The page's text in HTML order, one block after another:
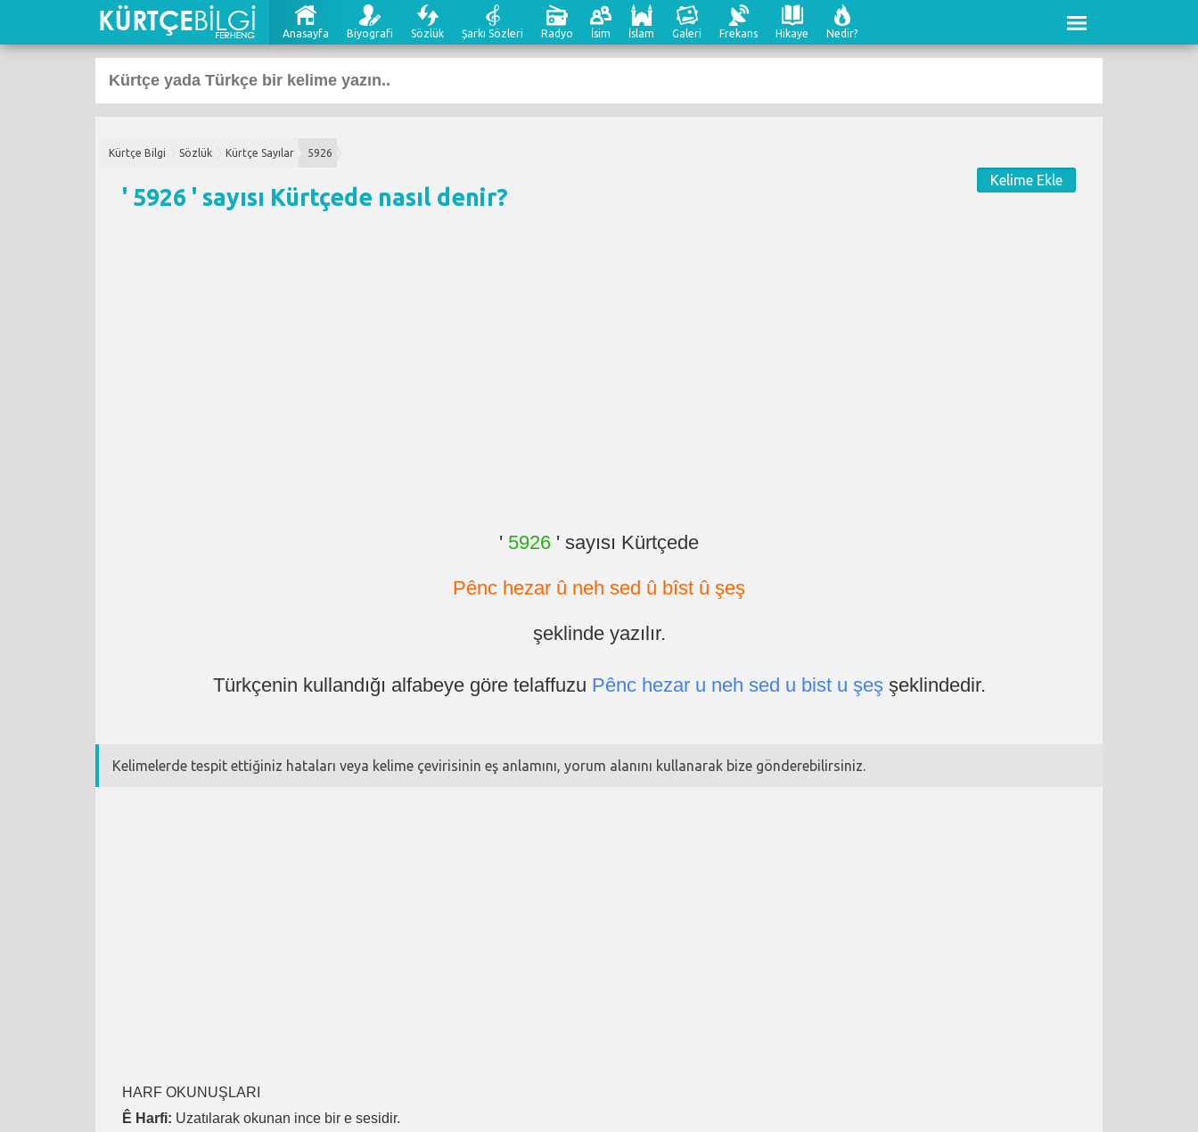
Anasayfa Biyografi Sözlük Şarkı Sözleri Radyo İsim İslam Galeri Frekans Hikaye Nedir?
Kürtçe Bilgi Sözlük Kürtçe Sayılar 5926
Kelime Ekle
' 5926 ' sayısı Kürtçede nasıl denir?
' 5926 ' sayısı Kürtçede
Pênc hezar û neh sed û bîst û şeş
şeklinde yazılır.
Türkçenin kullandığı alfabeye göre telaffuzu Pênc hezar u neh sed u bist u şeşşeklindedir.
Kelimelerde tespit ettiğiniz hataları veya kelime çevirisinin eş anlamını, yorum alanını kullanarak bize gönderebilirsiniz.
HARF OKUNUŞLARI
Ê Harfi: Uzatılarak okunan ince bir e sesidir.